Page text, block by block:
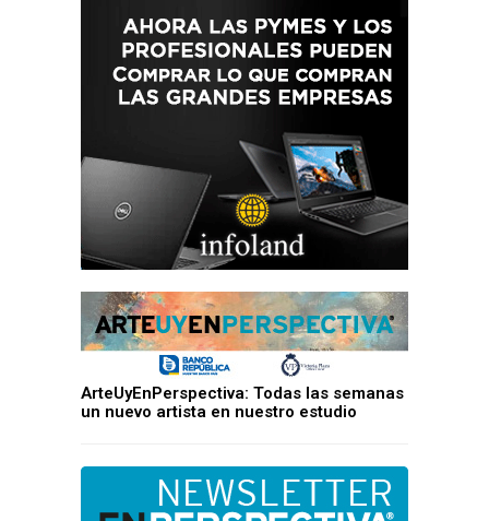
ArteUyEnPerspectiva: Todas las semanas
un nuevo artista en nuestro estudio